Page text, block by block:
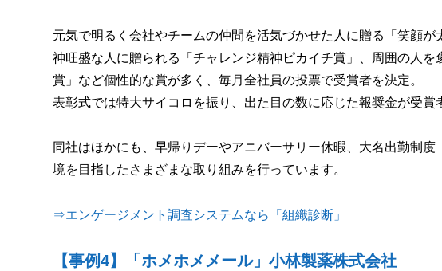
元気で明るく会社やチームの仲間を活気づかせた人に贈る「笑顔
神旺盛な人に贈られる「チャレンジ精神ピカイチ賞」、周囲の人
賞」など個性的な賞が多く、毎月全社員の投票で受賞者を決定。
表彰式では特大サイコロを振り、出た目の数に応じた報奨金が受賞
同社はほかにも、早帰りデーやアニバーサリー休暇、大名出勤制
境を目指したさまざまな取り組みを行っています。
⇒エンゲージメント調査システムなら「組織診断」
【事例4】「ホメホメメール」小林製薬株式会社